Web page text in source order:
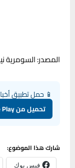
المصدر: السومرية
📱 حمل تطبيق
تحميل من Google Play
شارك هذا الموضوع:
فيس بوك